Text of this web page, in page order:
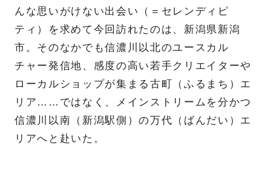
んな思いがけない出会い（＝セレンディピ
ティ）を求めて今回訪れたのは、新潟県新潟
市。そのなかでも信濃川以北のユースカル
チャー発信地、感度の高い若手クリエイターや
ローカルショップが集まる古町（ふるまち）エ
リア……ではなく、メインストリームを分かつ
信濃川以南（新潟駅側）の万代（ばんだい）エ
リアへと赴いた。